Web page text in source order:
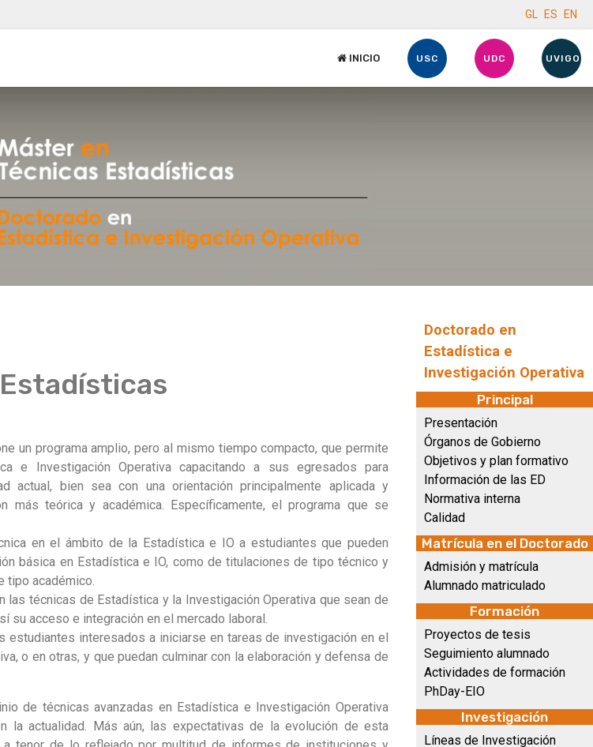
GL ES EN
INICIO USC UDC UVIGO
un programa amplio, pero al mismo tiempo compacto, que permite
e Investigación Operativa capacitando a sus egresados para
actual, bien sea con una orientación principalmente aplicada y
más teórica y académica. Específicamente, el programa que se
en el ámbito de la Estadística e IO a estudiantes que pueden
básica en Estadística e IO, como de titulaciones de tipo técnico y
tipo académico.
las técnicas de Estadística y la Investigación Operativa que sean de
su acceso e integración en el mercado laboral.
estudiantes interesados a iniciarse en tareas de investigación en el
o en otras, y que puedan culminar con la elaboración y defensa de
de técnicas avanzadas en Estadística e Investigación Operativa
la actualidad. Más aún, las expectativas de la evolución de esta
Doctorado en
Estadística e
Investigación Operativa
Principal
Presentación
Órganos de Gobierno
Objetivos y plan formativo
Información de las ED
Normativa interna
Calidad
Matrícula en el Doctorado
Admisión y matrícula
Alumnado matriculado
Formación
Proyectos de tesis
Seguimiento alumnado
Actividades de formación
PhDay-EIO
Investigación
Líneas de Investigación